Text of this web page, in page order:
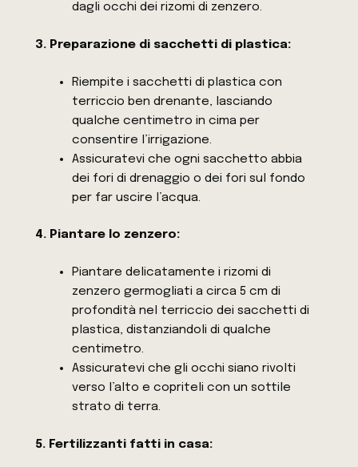
dagli occhi dei rizomi di zenzero.
3. Preparazione di sacchetti di plastica:
Riempite i sacchetti di plastica con
terriccio ben drenante, lasciando
qualche centimetro in cima per
consentire l’irrigazione.
Assicuratevi che ogni sacchetto abbia
dei fori di drenaggio o dei fori sul fondo
per far uscire l’acqua.
4. Piantare lo zenzero:
Piantare delicatamente i rizomi di
zenzero germogliati a circa 5 cm di
profondità nel terriccio dei sacchetti di
plastica, distanziandoli di qualche
centimetro.
Assicuratevi che gli occhi siano rivolti
verso l’alto e copriteli con un sottile
strato di terra.
5. Fertilizzanti fatti in casa: